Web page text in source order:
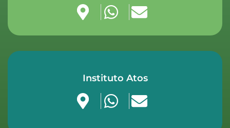
Instituto Atos